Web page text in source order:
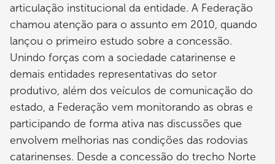
articulação institucional da entidade. A Federação
chamou atenção para o assunto em 2010, quando
lançou o primeiro estudo sobre a concessão.
Unindo forças com a sociedade catarinense e
demais entidades representativas do setor
produtivo, além dos veículos de comunicação do
estado, a Federação vem monitorando as obras e
participando de forma ativa nas discussões que
envolvem melhorias nas condições das rodovias
catarinenses. Desde a concessão do trecho Norte